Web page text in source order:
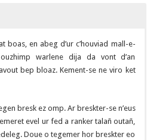
boas, en abeg d’ur c’houviad mall-e-
warlene dija da vont d’an
bep bloaz. Kement-se ne viro ket
bresk ez omp. Ar breskter-se n’eus
evel ur fed a ranker talañ outañ,
Doue o tegemer hor breskter eo